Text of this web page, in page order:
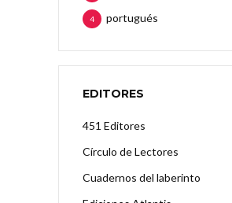
portugués
4
EDITORES
451 Editores
Círculo de Lectores
Cuadernos del laberinto